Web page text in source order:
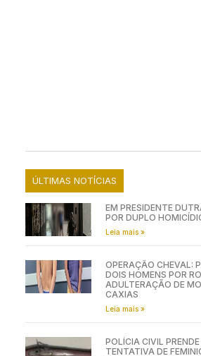
ÚLTIMAS NOTÍCIAS
EM PRESIDENTE
POR DUPLO
Leia mais »
OPERAÇÃO CHEVAL:
DOIS HOMENS POR
ADULTERAÇÃO DE
CAXIAS
Leia mais »
POLÍCIA CIVIL
TENTATIVA DE